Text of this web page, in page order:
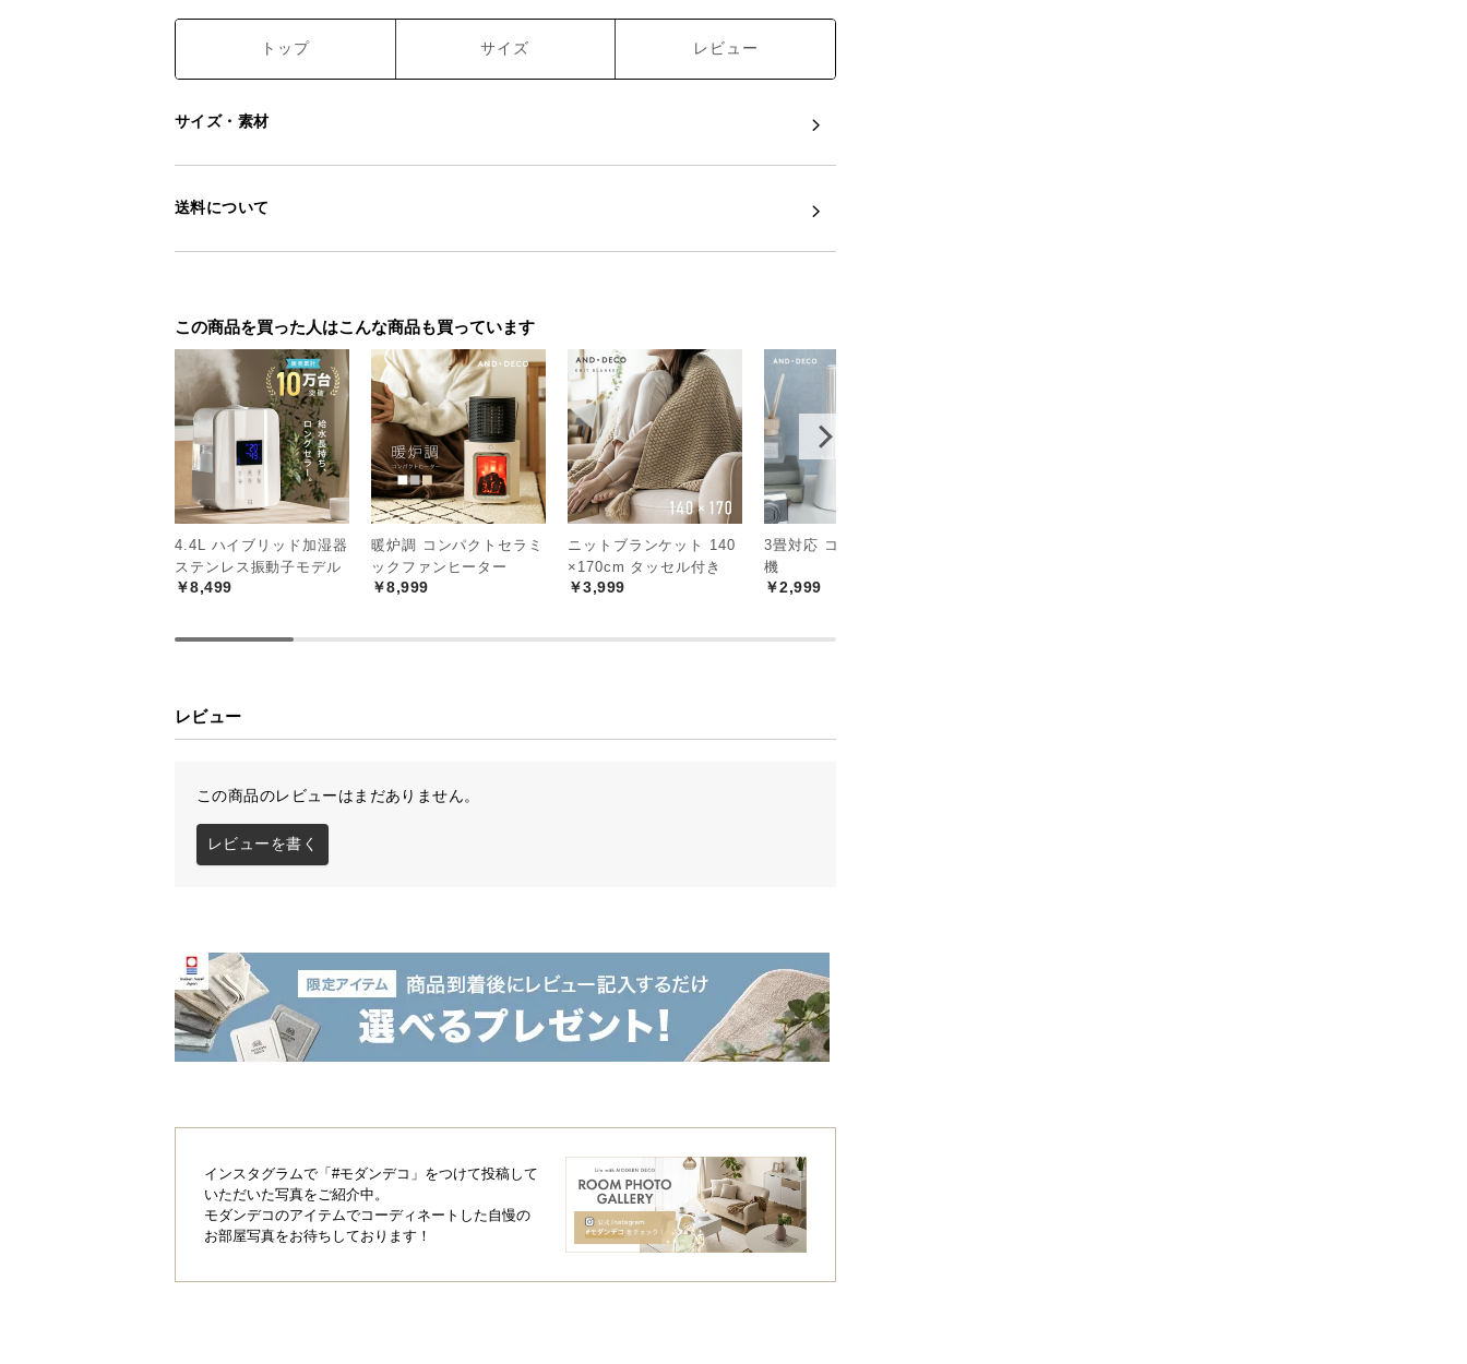
トップ サイズ レビュー
サイズ・素材
送料について
この商品を買った人はこんな商品も買っています
4.4L ハイブリッド加湿器
ステンレス振動子モデル
￥8,499
暖炉調 コンパクトセラミ
ックファンヒーター
￥8,999
ニットブランケット 140
×170cm タッセル付き
￥3,999
3畳対応 コードレス除湿
機
￥2,999
レビュー
この商品のレビューはまだありません。
レビューを書く
インスタグラムで「#モダンデコ」をつけて投稿して
いただいた写真をご紹介中。
モダンデコのアイテムでコーディネートした自慢の
お部屋写真をお待ちしております！